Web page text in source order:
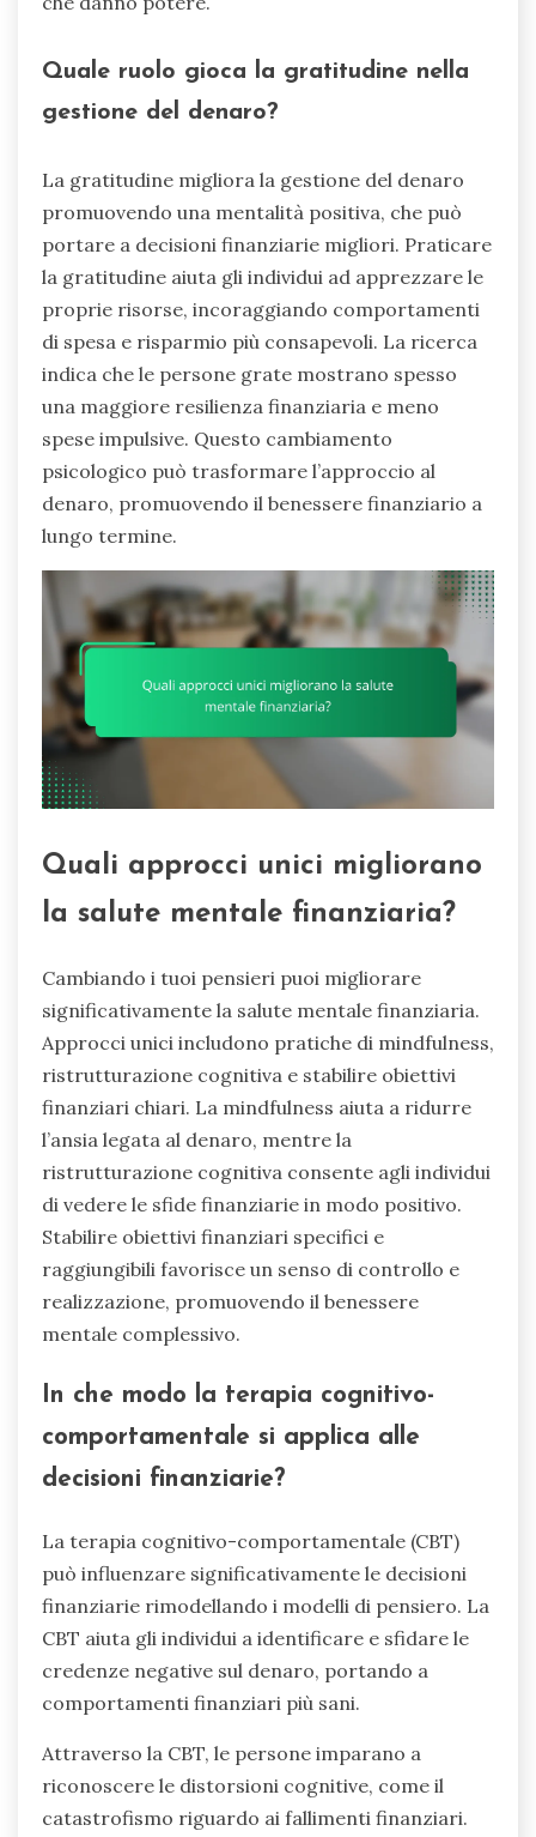
Quale ruolo gioca la gratitudine nella
gestione del denaro?
La gratitudine migliora la gestione del denaro
promuovendo una mentalità positiva, che può
portare a decisioni finanziarie migliori. Praticare
la gratitudine aiuta gli individui ad apprezzare le
proprie risorse, incoraggiando comportamenti
di spesa e risparmio più consapevoli. La ricerca
indica che le persone grate mostrano spesso
una maggiore resilienza finanziaria e meno
spese impulsive. Questo cambiamento
psicologico può trasformare l’approccio al
denaro, promuovendo il benessere finanziario a
lungo termine.
Quali approcci unici migliorano
la salute mentale finanziaria?
Cambiando i tuoi pensieri puoi migliorare
significativamente la salute mentale finanziaria.
Approcci unici includono pratiche di mindfulness,
ristrutturazione cognitiva e stabilire obiettivi
finanziari chiari. La mindfulness aiuta a ridurre
l’ansia legata al denaro, mentre la
ristrutturazione cognitiva consente agli individui
di vedere le sfide finanziarie in modo positivo.
Stabilire obiettivi finanziari specifici e
raggiungibili favorisce un senso di controllo e
realizzazione, promuovendo il benessere
mentale complessivo.
In che modo la terapia cognitivo-
comportamentale si applica alle
decisioni finanziarie?
La terapia cognitivo-comportamentale (CBT)
può influenzare significativamente le decisioni
finanziarie rimodellando i modelli di pensiero. La
CBT aiuta gli individui a identificare e sfidare le
credenze negative sul denaro, portando a
comportamenti finanziari più sani.
Attraverso la CBT, le persone imparano a
riconoscere le distorsioni cognitive, come il
catastrofismo riguardo ai fallimenti finanziari.